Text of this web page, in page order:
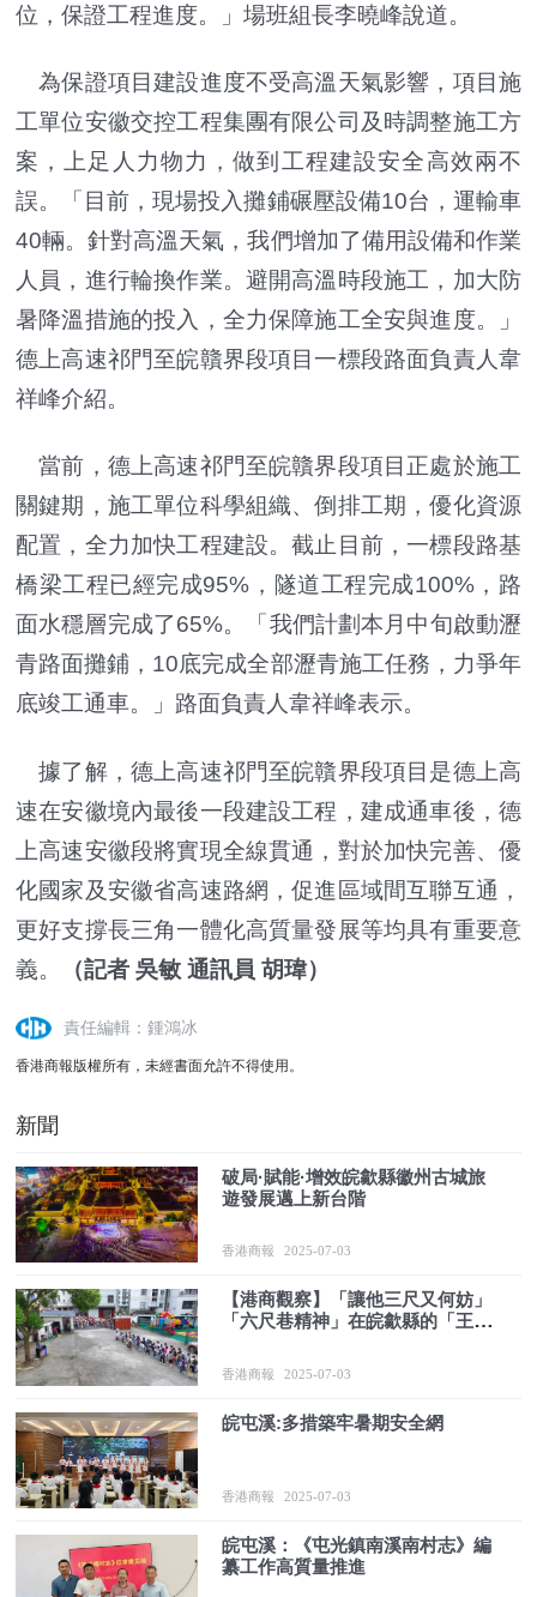
位，保證工程進度。」場班組長李曉峰說道。
為保證項目建設進度不受高溫天氣影響，項目施
工單位安徽交控工程集團有限公司及時調整施工方
案，上足人力物力，做到工程建設安全高效兩不
誤。「目前，現場投入攤鋪碾壓設備10台，運輸車
40輛。針對高溫天氣，我們增加了備用設備和作業
人員，進行輪換作業。避開高溫時段施工，加大防
暑降溫措施的投入，全力保障施工全安與進度。」
德上高速祁門至皖贛界段項目一標段路面負責人韋
祥峰介紹。
當前，德上高速祁門至皖贛界段項目正處於施工
關鍵期，施工單位科學組織、倒排工期，優化資源
配置，全力加快工程建設。截止目前，一標段路基
橋梁工程已經完成95%，隧道工程完成100%，路
面水穩層完成了65%。「我們計劃本月中旬啟動瀝
青路面攤鋪，10底完成全部瀝青施工任務，力爭年
底竣工通車。」路面負責人韋祥峰表示。
據了解，德上高速祁門至皖贛界段項目是德上高
速在安徽境內最後一段建設工程，建成通車後，德
上高速安徽段將實現全線貫通，對於加快完善、優
化國家及安徽省高速路網，促進區域間互聯互通，
更好支撐長三角一體化高質量發展等均具有重要意
義。
（記者 吳敏 通訊員 胡瑋）
責任編輯：鍾鴻冰
香港商報版權所有，未經書面允許不得使用。
新聞
破局·賦能·增效皖歙縣徽州古城旅
遊發展邁上新台階
香港商報 2025-07-03
【港商觀察】「讓他三尺又何妨」
「六尺巷精神」在皖歙縣的「王村
香港商報 2025-07-03
皖屯溪:多措築牢暑期安全網
香港商報 2025-07-03
皖屯溪：《屯光鎮南溪南村志》編
纂工作高質量推進